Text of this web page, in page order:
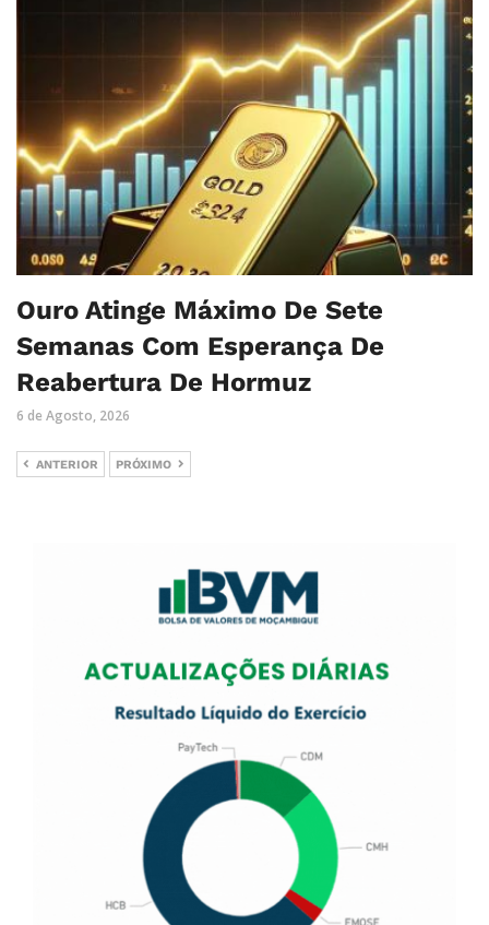
Ouro Atinge Máximo De Sete
Semanas Com Esperança De
Reabertura De Hormuz
6 de Agosto, 2026
ANTERIOR PRÓXIMO